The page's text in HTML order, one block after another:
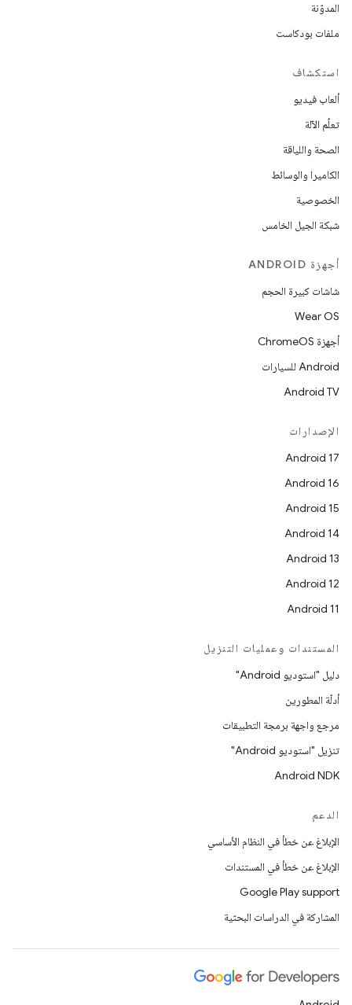
المدوّنة
ملفات بودكاست
استكشاف
ألعاب فيديو
تعلُم الآلة
الصحة واللياقة
الكاميرا والوسائط
الخصوصية
شبكة الجيل الخامس
أجهزة ANDROID
شاشات كبيرة الحجم
Wear OS
أجهزة ChromeOS
Android للسيارات
Android TV
الإصدارات
Android 17
Android 16
Android 15
Android 14
Android 13
Android 12
Android 11
المستندات وعمليات التنزيل
دليل "استوديو Android"
أدلّة المطورين
مرجع واجهة برمجة التطبيقات
تنزيل "استوديو Android"
Android NDK
الدعم
الإبلاغ عن خطأ في النظام الأساسي
الإبلاغ عن خطأ في المستندات
Google Play support
المشاركة في الدراسات البحثية